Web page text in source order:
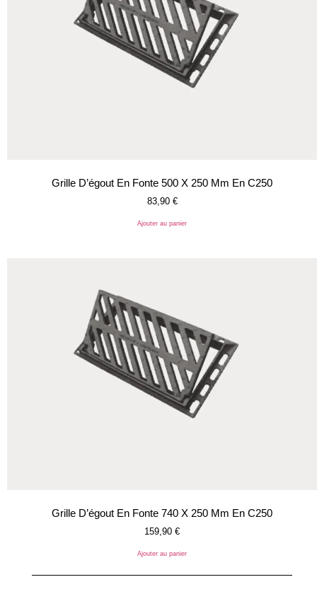
Grille D’égout En Fonte 500 X 250 Mm En C250
83,90 €
Ajouter au panier
Grille D’égout En Fonte 740 X 250 Mm En C250
159,90 €
Ajouter au panier